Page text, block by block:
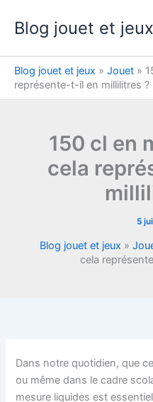
Blog jouet et
Blog jouet et jeux » Jouet »
représente-t-il en millilitres ?
150 cl en
cela
5
Blog jouet et jeux »
cela
Dans notre quotidien, que
ou même dans le cadre
mesure liquides est